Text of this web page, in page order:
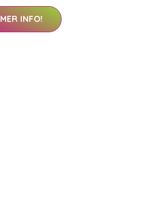
MER INFO!